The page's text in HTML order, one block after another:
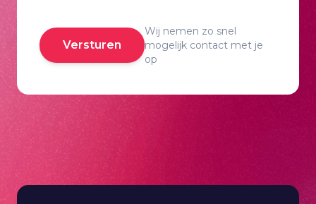
Versturen
Wij nemen zo snel
mogelijk contact met je
op